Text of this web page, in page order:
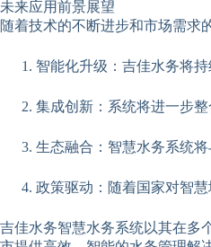
未来应用前景展望
随着技术的不断进步和市场需求
智能化升级：吉佳水务将
集成创新：系统将进一步
生态融合：智慧水务系统
政策驱动：随着国家对智
吉佳水务智慧水务系统以其在多